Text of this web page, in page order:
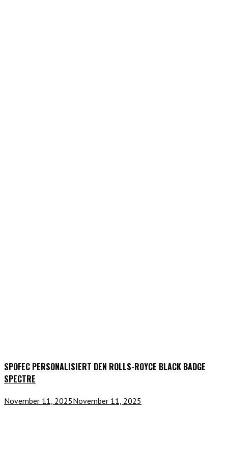
SPOFEC PERSONALISIERT DEN ROLLS-ROYCE BLACK BADGE
SPECTRE
November 11, 2025November 11, 2025